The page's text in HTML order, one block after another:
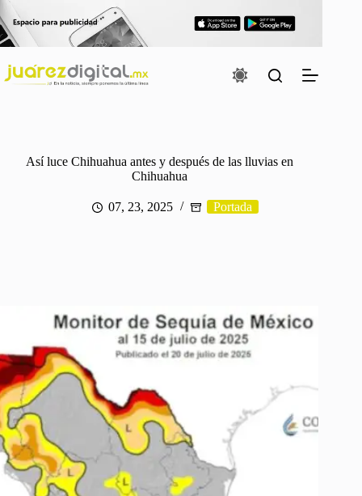
Saltar
al
contenido
Así luce Chihuahua antes y después de las lluvias en
Chihuahua
07, 23, 2025 Portada